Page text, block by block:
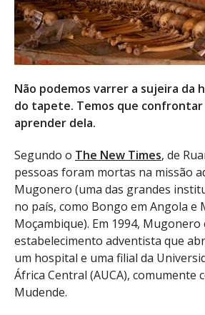
Não podemos varrer a sujeira da
do tapete. Temos que confrontar
aprender dela.
Segundo o The New Times, de
pessoas foram mortas na missão
Mugonero (uma das grandes
no país, como Bongo em Angola e
Moçambique). Em 1994,
estabelecimento adventista que
um hospital e uma filial da
África Central (AUCA), comumente
Mudende.